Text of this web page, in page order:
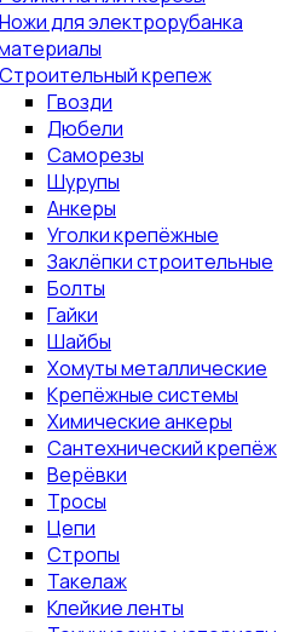
Ножи для электрорубанка
Строительный крепеж
Гвозди
Дюбели
Саморезы
Шурупы
Анкеры
Уголки крепёжные
Заклёпки строительные
Болты
Гайки
Шайбы
Хомуты металлические
Крепёжные системы
Химические анкеры
Сантехнический крепёж
Верёвки
Тросы
Цепи
Стропы
Такелаж
Клейкие ленты